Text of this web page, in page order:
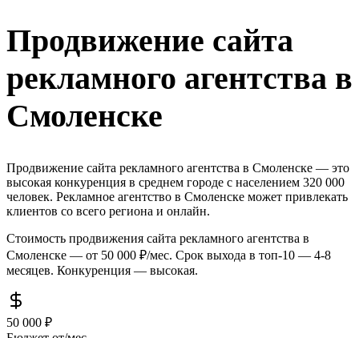
Продвижение сайта
рекламного агентства в
Смоленске
Продвижение сайта рекламного агентства в Смоленске — это
высокая конкуренция в среднем городе с населением 320 000
человек. Рекламное агентство в Смоленске может привлекать
клиентов со всего региона и онлайн.
Стоимость продвижения сайта рекламного агентства в
Смоленске — от 50 000 ₽/мес. Срок выхода в топ-10 — 4-8
месяцев. Конкуренция — высокая.
50 000 ₽